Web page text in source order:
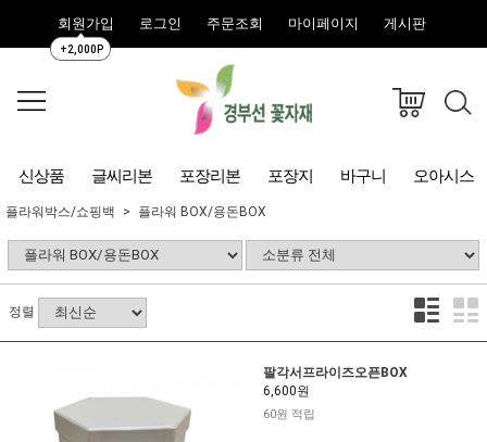
회원가입
+2,000P
로그인 주문조회 마이페이지 게시판
신상품 글씨리본 포장리본 포장지 바구니 오아시스
플라워박스/쇼핑백 플라워 BOX/용돈BOX
정렬
팔각서프라이즈오픈BOX
6,600원
60원 적립